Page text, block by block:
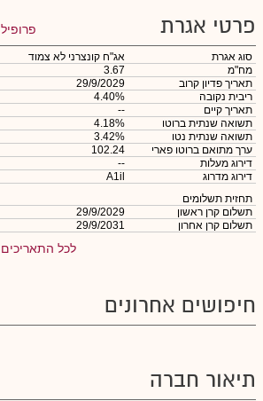
פרטי אגרת פרופיל
סוג אגרת
אג"ח קונצרני לא צמוד
מח"מ
3.67
תאריך פדיון קרוב
29/9/2029
ריבית נקובה
4.40%
תאריך קיים
--
תשואה שנתית ברוטו
4.18%
תשואה שנתית נטו
3.42%
ערך מתואם ברוטו פארי
102.24
דירוג מעלות
--
דירוג מדרוג
A1il
תחזית תשלומים
תשלום קרן ראשון
29/9/2029
תשלום קרן אחרון
29/9/2031
לכל התאריכים
חיפושים אחרונים
תיאור חברה